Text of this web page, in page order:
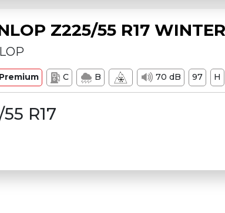
Z225/55 R17
Premium C B 70 dB 97 H
R17